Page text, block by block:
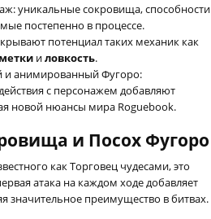
уникальные сокровища, способности
постепенно в процессе.
потенциал таких механик как
метки иловкость.
и анимированный Фугоро:
с персонажем добавляют
новой нюансы мира Roguebook.
и Посох Фугоро
как Торговец чудесами, это
атака на каждом ходе добавляет
значительное преимущество в битвах.